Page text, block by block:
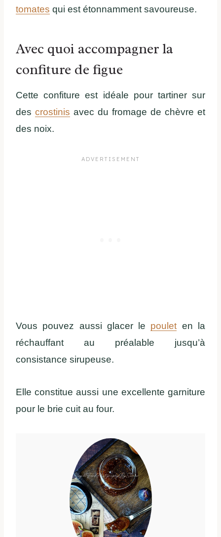
tomates qui est étonnamment savoureuse.
Avec quoi accompagner la
confiture de figue
Cette confiture est idéale pour tartiner sur
des crostinis avec du fromage de chèvre et
des noix.
Vous pouvez aussi glacer le poulet en la
réchauffant au préalable jusqu’à
consistance sirupeuse.
Elle constitue aussi une excellente garniture
pour le brie cuit au four.